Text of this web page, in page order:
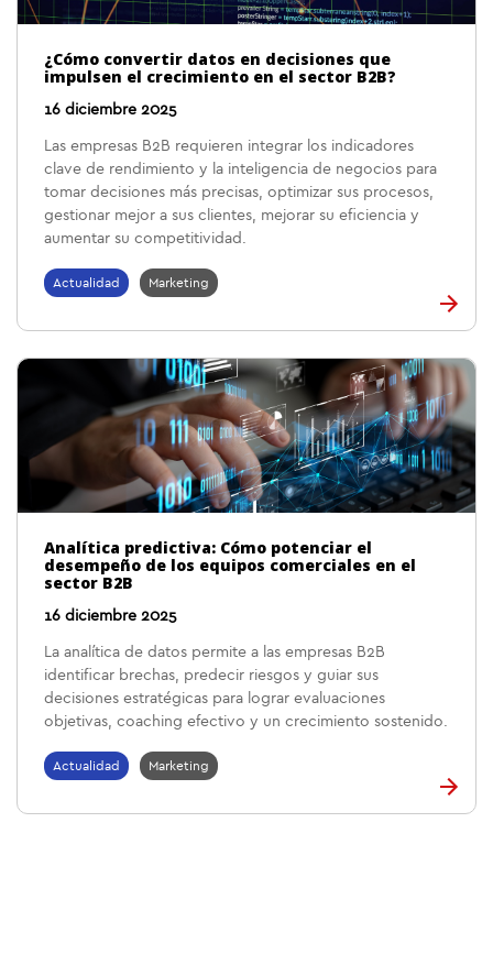
¿Cómo convertir datos en decisiones que
impulsen el crecimiento en el sector B2B?
16 diciembre 2025
Las empresas B2B requieren integrar los indicadores
clave de rendimiento y la inteligencia de negocios para
tomar decisiones más precisas, optimizar sus procesos,
gestionar mejor a sus clientes, mejorar su eficiencia y
aumentar su competitividad.
Actualidad Marketing
Analítica predictiva: Cómo potenciar el
desempeño de los equipos comerciales en el
sector B2B
16 diciembre 2025
La analítica de datos permite a las empresas B2B
identificar brechas, predecir riesgos y guiar sus
decisiones estratégicas para lograr evaluaciones
objetivas, coaching efectivo y un crecimiento sostenido.
Actualidad Marketing